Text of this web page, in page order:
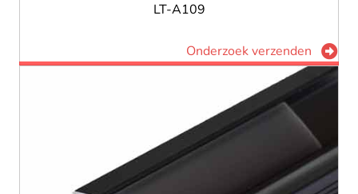
LT-A109
Onderzoek verzenden